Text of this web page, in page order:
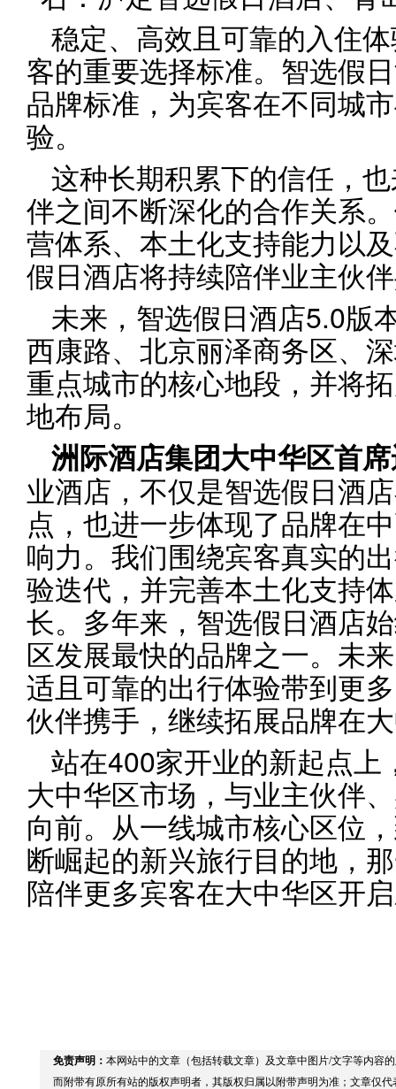
稳定、高效且可靠的入住
客的重要选择标准。智选假
品牌标准，为宾客在不同城
验。
这种长期积累下的信任，
伴之间不断深化的合作关系
营体系、本土化支持能力以
假日酒店将持续陪伴业主伙
未来，智选假日酒店5.0版
西康路、北京丽泽商务区、
重点城市的核心地段，并将
地布局。
洲际酒店集团大中华区首
业酒店，不仅是智选假日酒
点，也进一步体现了品牌在
响力。我们围绕宾客真实的
验迭代，并完善本土化支持
长。多年来，智选假日酒店
区发展最快的品牌之一。未
适且可靠的出行体验带到更
伙伴携手，继续拓展品牌在
站在400家开业的新起点
大中华区市场，与业主伙伴
向前。从一线城市核心区位
断崛起的新兴旅行目的地，
陪伴更多宾客在大中华区开
免责声明： 本网站中的文章（包括转载文章）及文章中图片/文字等内容
而附带有原所有站的版权声明者，其版权归属以附带声明为准；文章仅